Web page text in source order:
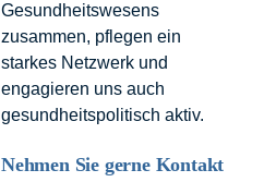
Gesundheitswesens
zusammen, pflegen ein
starkes Netzwerk und
engagieren uns auch
gesundheitspolitisch aktiv.
Nehmen Sie gerne Kontakt